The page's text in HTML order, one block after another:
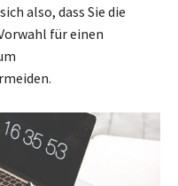
also, dass Sie die
für einen